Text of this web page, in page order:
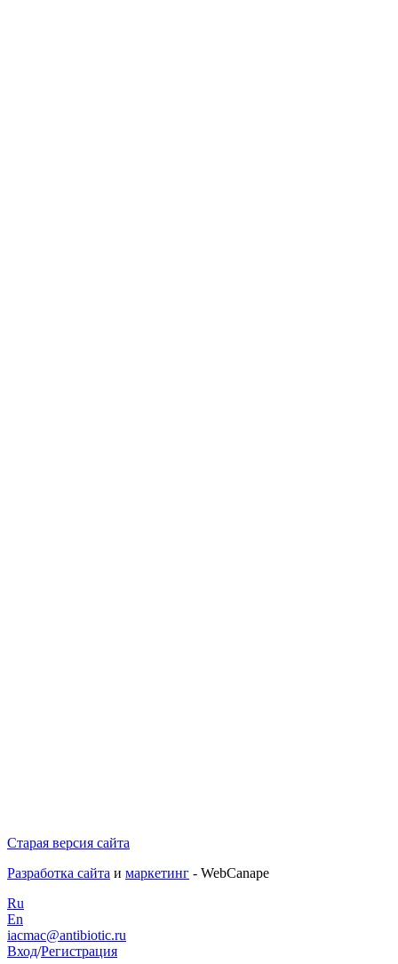
Старая версия сайта
Разработка сайта и маркетинг - WebCanape
Ru
En
iacmac@antibiotic.ru
Вход/Регистрация